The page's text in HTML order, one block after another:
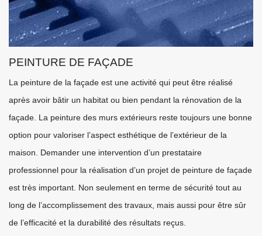
PEINTURE DE FAÇADE
La peinture de la façade est une activité qui peut être réalisé
après avoir bâtir un habitat ou bien pendant la rénovation de la
façade. La peinture des murs extérieurs reste toujours une bonne
option pour valoriser l’aspect esthétique de l’extérieur de la
maison. Demander une intervention d’un prestataire
professionnel pour la réalisation d’un projet de peinture de façade
est très important. Non seulement en terme de sécurité tout au
long de l’accomplissement des travaux, mais aussi pour être sûr
de l’efficacité et la durabilité des résultats reçus.